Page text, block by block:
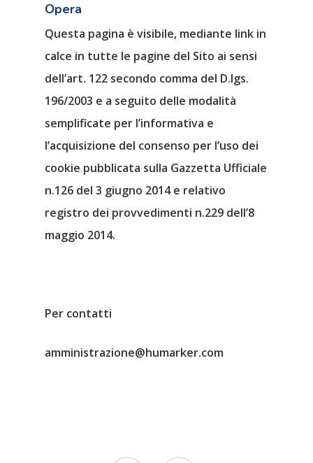
Opera
Questa pagina è visibile, mediante link in
calce in tutte le pagine del Sito ai sensi
dell’art. 122 secondo comma del D.lgs.
196/2003 e a seguito delle modalità
semplificate per l’informativa e
l’acquisizione del consenso per l’uso dei
cookie pubblicata sulla Gazzetta Ufficiale
n.126 del 3 giugno 2014 e relativo
registro dei provvedimenti n.229 dell’8
maggio 2014.
Per contatti
amministrazione@humarker.com